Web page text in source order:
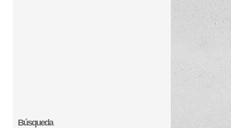
Búsqueda